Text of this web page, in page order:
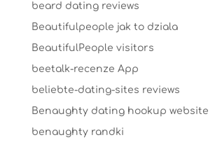
beard dating reviews
Beautifulpeople jak to dziala
BeautifulPeople visitors
beetalk-recenze App
beliebte-dating-sites reviews
Benaughty dating hookup website
benaughty randki